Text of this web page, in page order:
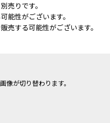
売りです。
能性がございます。
売する可能性がございます。
像が切り替わります。